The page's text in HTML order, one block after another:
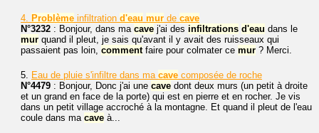
4. Problème infiltration d'eau mur de cave
N°3232 : Bonjour, dans ma cave j'ai des infiltrations d'eau dans le
mur quand il pleut, je sais qu'avant il y avait des ruisseaux qui
passaient pas loin, commentfaire pour colmater ce mur ? Merci.
5. Eau de pluie s'infiltre dans ma cave composée de roche
N°4479 : Bonjour, Donc j'ai une cave dont deux murs (un petit à droite
et un grand en face de la porte) qui est en pierre et en rocher. Je vis
dans un petit village accroché à la montagne. Et quand il pleut de l'eau
coule dans ma cave à...